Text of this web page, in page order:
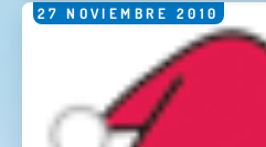
27 NOVIEMBRE 2010